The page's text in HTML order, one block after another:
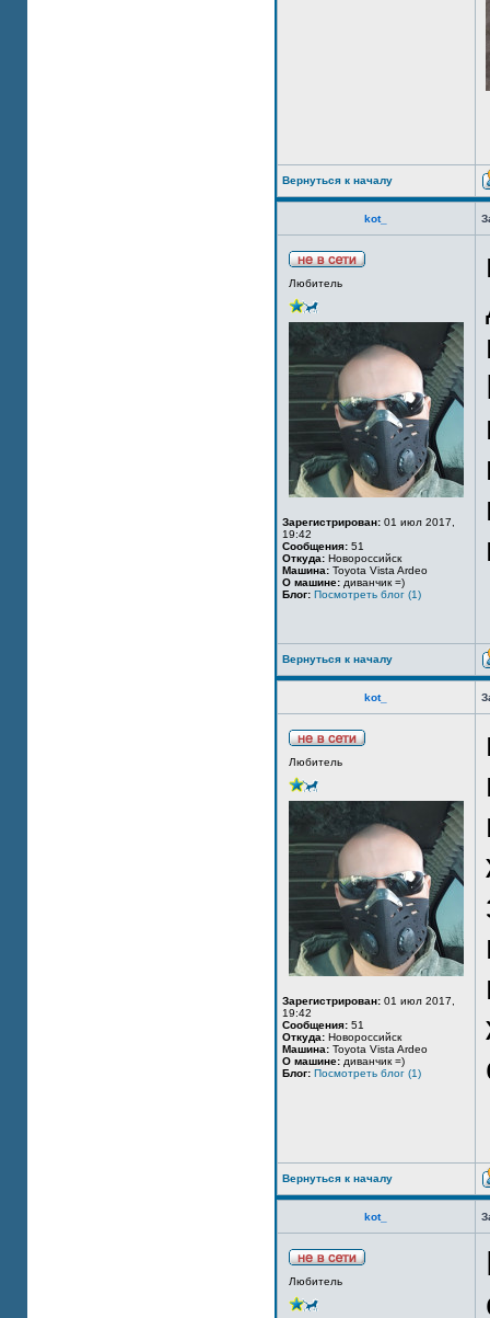
Вернуться к началу
kot_
Любитель
Зарегистрирован: 01 июл 2017,
19:42
Сообщения: 51
Откуда: Новороссийск
Машина: Toyota Vista Ardeo
О машине: диванчик =)
Блог: Посмотреть блог (1)
Вернуться к началу
kot_
Любитель
Зарегистрирован: 01 июл 2017,
19:42
Сообщения: 51
Откуда: Новороссийск
Машина: Toyota Vista Ardeo
О машине: диванчик =)
Блог: Посмотреть блог (1)
Вернуться к началу
kot_
Любитель